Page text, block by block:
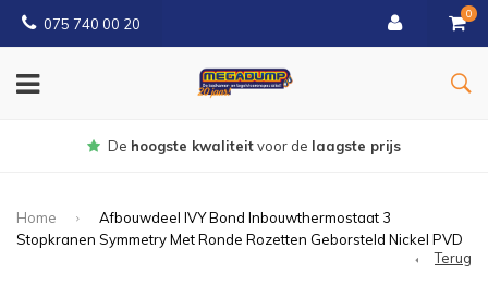
075 740 00 20
0
Gratisbezorgd vanaf € 150
Home
Afbouwdeel IVY Bond Inbouwthermostaat 3
Stopkranen Symmetry Met Ronde Rozetten Geborsteld Nickel PVD
Terug